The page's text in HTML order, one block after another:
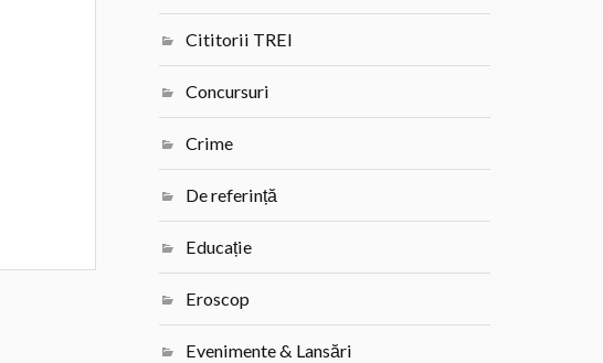
Cititorii TREI
Concursuri
Crime
De referință
Educație
Eroscop
Evenimente & Lansări